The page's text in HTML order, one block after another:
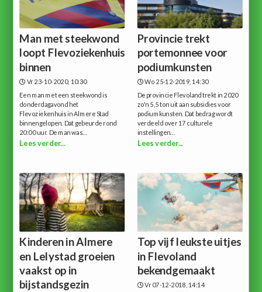
Man met steekwond
loopt Flevoziekenhuis
binnen
Vr 23-10-2020, 10:30
Een man met een steekwond is
donderdagavond het
Flevoziekenhuis in Almere Stad
binnengelopen. Dat gebeurde rond
20:00 uur. De man was...
Lees verder...
Provincie trekt
portemonnee voor
podiumkunsten
Wo 25-12-2019, 14:30
De provincie Flevoland trekt in 2020
zo'n 5,5 ton uit aan subsidies voor
podiumkunsten. Dat bedrag wordt
verdeeld over 17 culturele
instellingen...
Lees verder...
Kinderen in Almere
en Lelystad groeien
vaakst op in
bijstandsgezin
Top vijf leukste uitjes
in Flevoland
bekendgemaakt
Vr 07-12-2018, 14:14